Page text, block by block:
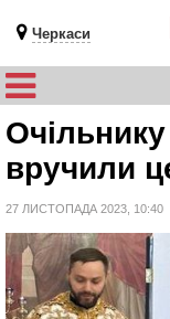
Черкаси
Очільнику
вручили
27 ЛИСТОПАДА 2023, 10:40